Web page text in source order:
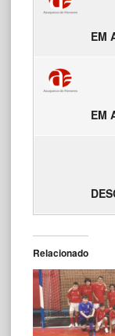
EM
EM
Relacionado